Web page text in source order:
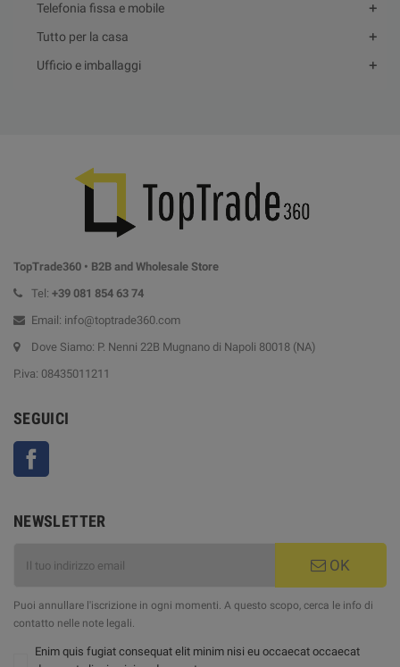
Telefonia fissa e mobile
Tutto per la casa
Ufficio e imballaggi
TopTrade360 • B2B and Wholesale Store
Tel: +39 081 854 63 74
Email: info@toptrade360.com
Dove Siamo: P. Nenni 22B Mugnano di Napoli 80018 (NA)
P.iva: 08435011211
SEGUICI
NEWSLETTER
OK
Puoi annullare l'iscrizione in ogni momenti. A questo scopo, cerca le info di
contatto nelle note legali.
Enim quis fugiat consequat elit minim nisi eu occaecat occaecat